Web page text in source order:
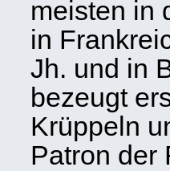
meisten in
in
Jh. und in
bezeugt
Krüppeln
Patron der